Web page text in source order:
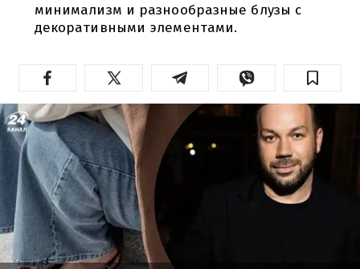
минимализм и разнообразные блузы с
декоративными элементами.